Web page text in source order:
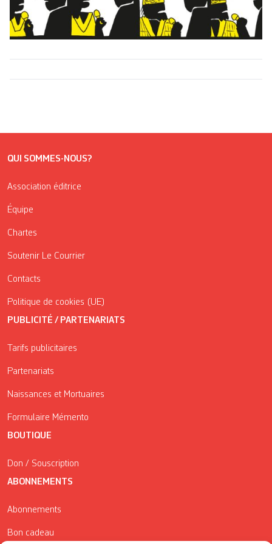
QUI SOMMES-NOUS?
Association éditrice
Équipe
Chartes
Soutenir Le Courrier
Contacts
Politique de cookies (UE)
PUBLICITÉ / PARTENARIATS
Tarifs publicitaires
Partenariats
Naissances et Mortuaires
Formulaire Mémento
BOUTIQUE
Don / Souscription
ABONNEMENTS
Abonnements
Bon cadeau